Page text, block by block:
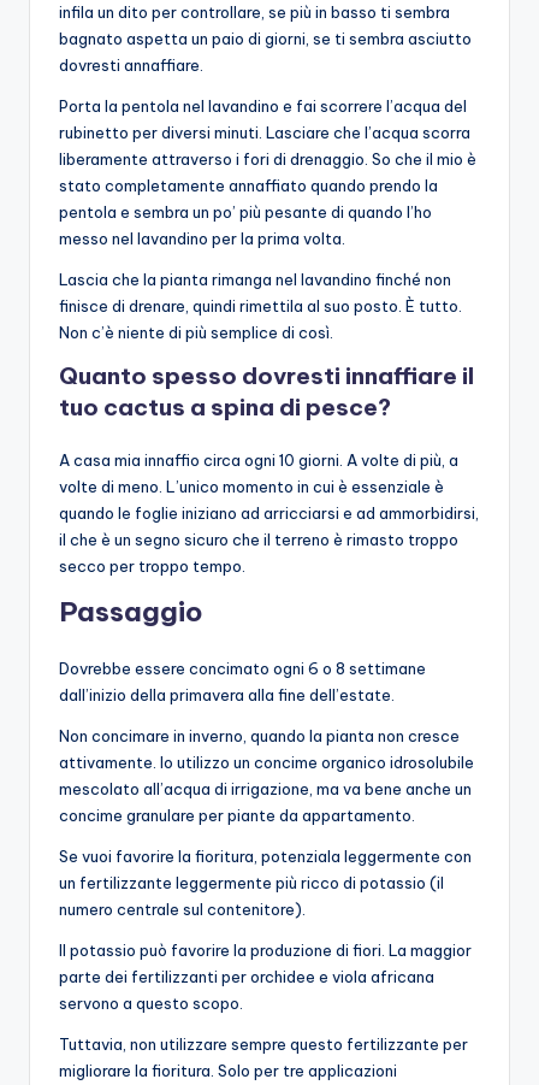
infila un dito per controllare, se più in basso ti sembra
bagnato aspetta un paio di giorni, se ti sembra asciutto
dovresti annaffiare.
Porta la pentola nel lavandino e fai scorrere l’acqua del
rubinetto per diversi minuti. Lasciare che l’acqua scorra
liberamente attraverso i fori di drenaggio. So che il mio è
stato completamente annaffiato quando prendo la
pentola e sembra un po’ più pesante di quando l’ho
messo nel lavandino per la prima volta.
Lascia che la pianta rimanga nel lavandino finché non
finisce di drenare, quindi rimettila al suo posto. È tutto.
Non c’è niente di più semplice di così.
Quanto spesso dovresti innaffiare il
tuo cactus a spina di pesce?
A casa mia innaffio circa ogni 10 giorni. A volte di più, a
volte di meno. L’unico momento in cui è essenziale è
quando le foglie iniziano ad arricciarsi e ad ammorbidirsi,
il che è un segno sicuro che il terreno è rimasto troppo
secco per troppo tempo.
Passaggio
Dovrebbe essere concimato ogni 6 o 8 settimane
dall’inizio della primavera alla fine dell’estate.
Non concimare in inverno, quando la pianta non cresce
attivamente. Io utilizzo un concime organico idrosolubile
mescolato all’acqua di irrigazione, ma va bene anche un
concime granulare per piante da appartamento.
Se vuoi favorire la fioritura, potenziala leggermente con
un fertilizzante leggermente più ricco di potassio (il
numero centrale sul contenitore).
Il potassio può favorire la produzione di fiori. La maggior
parte dei fertilizzanti per orchidee e viola africana
servono a questo scopo.
Tuttavia, non utilizzare sempre questo fertilizzante per
migliorare la fioritura. Solo per tre applicazioni